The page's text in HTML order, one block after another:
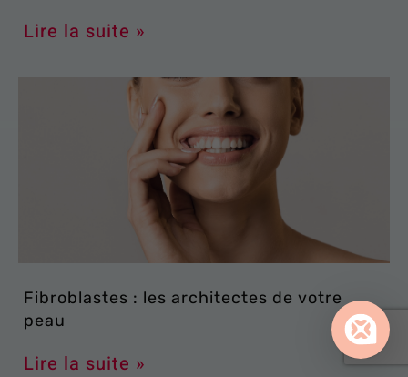
Lire la suite »
Fibroblastes : les architectes de votre
peau
Lire la suite »